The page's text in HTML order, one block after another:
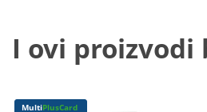
I ovi proizvodi
MultiPlusCard